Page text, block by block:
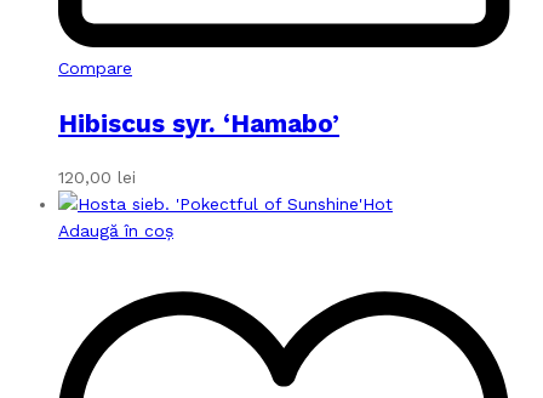
Compare
Hibiscus syr. ‘Hamabo’
120,00 lei
Hot
Adaugă în coș